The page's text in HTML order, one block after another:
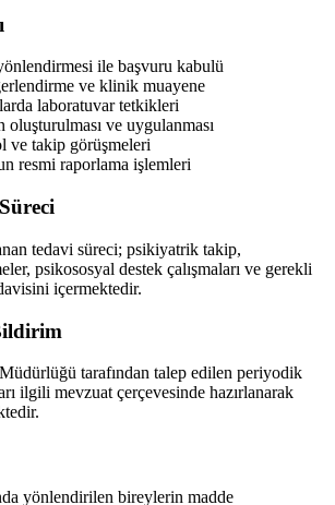
ile başvuru kabulü
ve klinik muayene
laboratuvar tetkikleri
oluşturulması ve uygulanması
ve takip görüşmeleri
resmi raporlama işlemleri
tedavi süreci; psikiyatrik takip,
psikososyal destek çalışmaları ve gerekli
içermektedir.
tarafından talep edilen periyodik
ilgili mevzuat çerçevesinde hazırlanarak
yönlendirilen bireylerin madde